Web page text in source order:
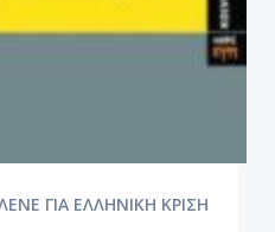
ΓΙΑ ΕΛΛΗΝΙΚΗ ΚΡΙΣΗ